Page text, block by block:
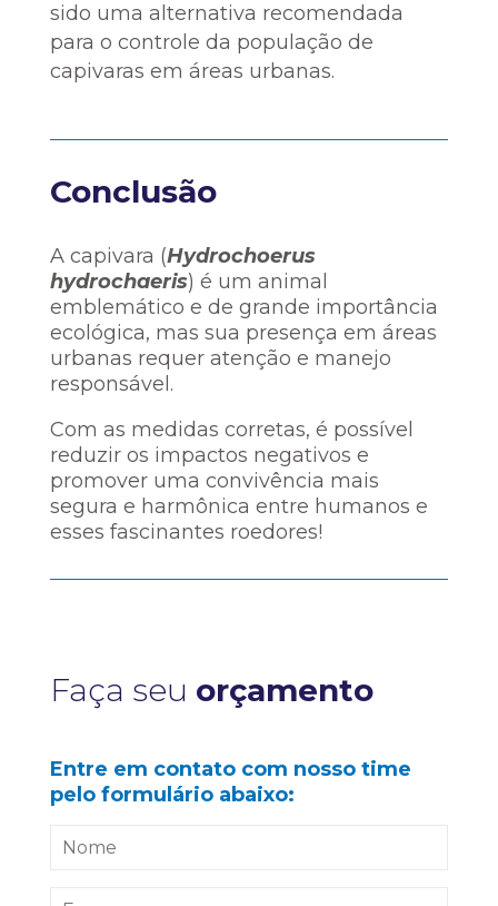
sido uma alternativa recomendada
para o controle da população de
capivaras em áreas urbanas.
Conclusão
A capivara (Hydrochoerus
hydrochaeris) é um animal
emblemático e de grande importância
ecológica, mas sua presença em áreas
urbanas requer atenção e manejo
responsável.
Com as medidas corretas, é possível
reduzir os impactos negativos e
promover uma convivência mais
segura e harmônica entre humanos e
esses fascinantes roedores!
Faça seu orçamento
Entre em contato com nosso time
pelo formulário abaixo: